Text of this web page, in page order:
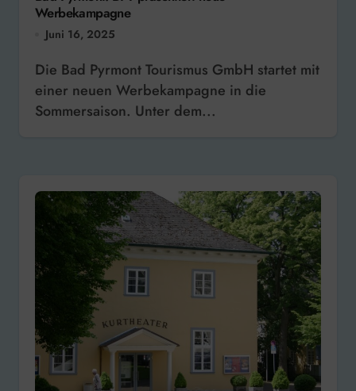
Werbekampagne
Juni 16, 2025
Die Bad Pyrmont Tourismus GmbH startet mit
einer neuen Werbekampagne in die
Sommersaison. Unter dem...